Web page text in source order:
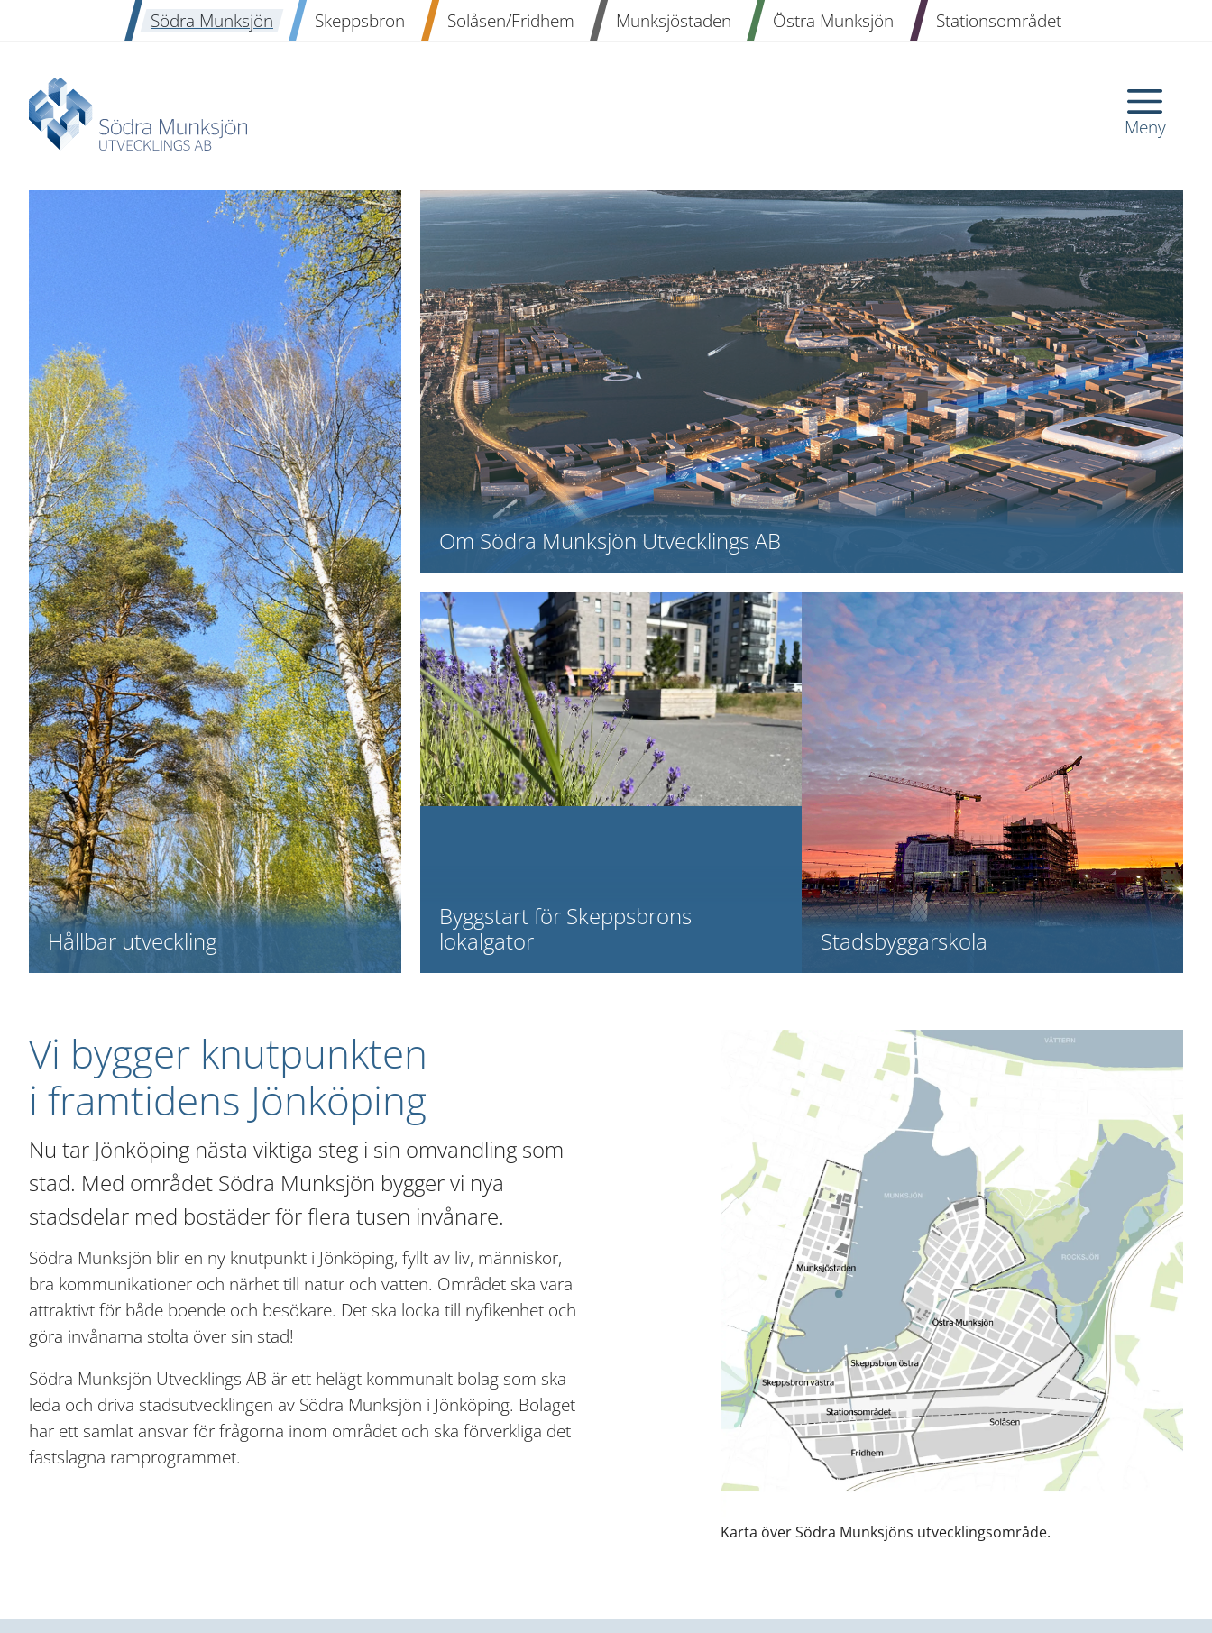
Södra Munksjön Skeppsbron Solåsen/Fridhem Munksjöstaden Östra Munksjön Stationsområdet
Meny
Södra Munksjön
Utvalt innehåll
Hållbar utveckling
Om Södra Munksjön Utvecklings AB
Byggstart för Skeppsbrons
lokalgator
Stadsbyggarskola
Karta över Södra Munksjöns utvecklingsområde.
Vi bygger knutpunkten
i framtidens Jönköping
Nu tar Jönköping nästa viktiga steg i sin omvandling som
stad. Med området Södra Munksjön bygger vi nya
stadsdelar med bostäder för flera tusen invånare.
Södra Munksjön blir en ny knutpunkt i Jönköping, fyllt av liv, människor,
bra kommunikationer och närhet till natur och vatten. Området ska vara
attraktivt för både boende och besökare. Det ska locka till nyfikenhet och
göra invånarna stolta över sin stad!
Södra Munksjön Utvecklings AB är ett helägt kommunalt bolag som ska
leda och driva stadsutvecklingen av Södra Munksjön i Jönköping. Bolaget
har ett samlat ansvar för frågorna inom området och ska förverkliga det
fastslagna ramprogrammet.